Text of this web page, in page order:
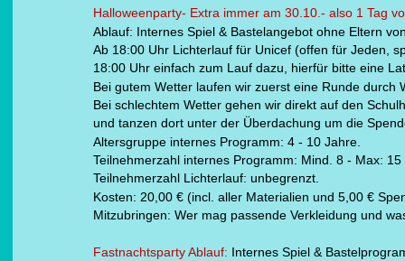
Halloweenparty- Extra immer am 30.10.- also 1 Tag
Ablauf: Internes Spiel & Bastelangebot ohne Eltern
Ab 18:00 Uhr Lichterlauf für Unicef (offen für Jeden,
18:00 Uhr einfach zum Lauf dazu, hierfür bitte eine
Bei gutem Wetter laufen wir zuerst eine Runde durch
Bei schlechtem Wetter gehen wir direkt auf den
und tanzen dort unter der Überdachung um die
Altersgruppe internes Programm: 4 - 10 Jahre.
Teilnehmerzahl internes Programm: Mind. 8 - Max: 15
Teilnehmerzahl Lichterlauf: unbegrenzt.
Kosten: 20,00 € (incl. aller Materialien und 5,00 €
Mitzubringen: Wer mag passende Verkleidung und
Fastnachtsparty Ablauf: Internes Spiel &